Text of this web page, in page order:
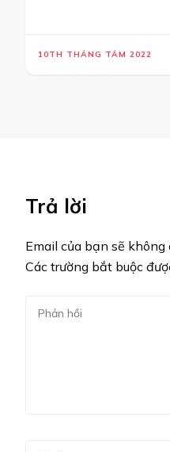
10TH THÁNG TÁM 2022
Trả lời
Email của bạn sẽ
Các trường bắt buộc